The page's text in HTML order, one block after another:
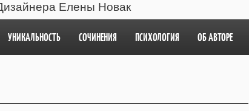
Елены Новак
УНИКАЛЬНОСТЬ СОЧИНЕНИЯ ПСИХОЛОГИЯ ОБ АВТОРЕ